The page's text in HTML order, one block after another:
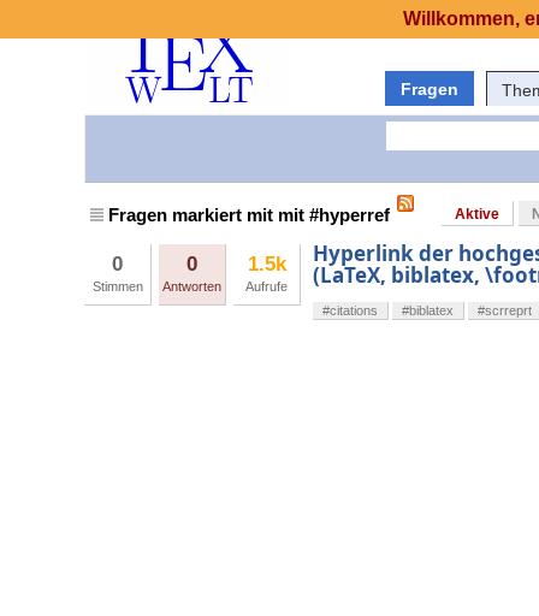
Fragen
Fragen markiert mit mit #hyperref Aktive
0
Stimmen
0
Antworten
1.5k
Aufrufe
Hyperlink der
(LaTeX, biblatex,
#citations #biblatex #scrreprt
Willkommen,